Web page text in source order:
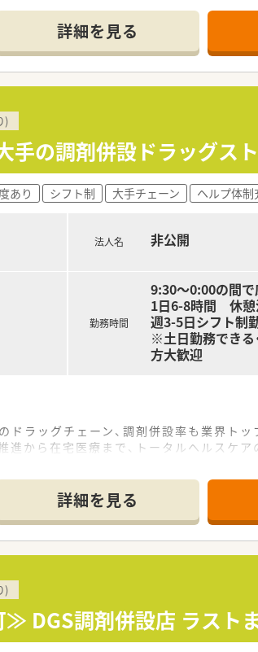
できるよう積極的に推進していきます。
キャリアパスを描くことができます。
から、本社で経営を担う幹部まで最大限
ジションも薬剤師が担当しています。
研修や外部組織と連携した研修を用意し
場環境を創っていきます！
きるように時短制度の延長をしていきま
、時短制度は小学5年生まで時短勤務が
詳細を見る
)
手の調剤併設ドラッグス
あり シフト制 大手チェーン ヘルプ体制
法人名 非公開
勤務時間
9:30～0:00の間
1日6-8時間 休憩
週3-5日シフト制
※土日勤務できる
方大歓迎
ラッグチェーン、調剤併設率も業界トップ
から在宅医療まで、トータルヘルスケア
できるよう積極的に推進していきます。
キャリアパスを描くことができます。
から、本社で経営を担う幹部まで最大限
ジションも薬剤師が担当しています。
研修や外部組織と連携した研修を用意し
場環境を創っていきます！
きるように時短制度の延長をしていきま
、時短制度は小学5年生まで時短勤務が
詳細を見る
)
≫ DGS調剤併設店 ラスト